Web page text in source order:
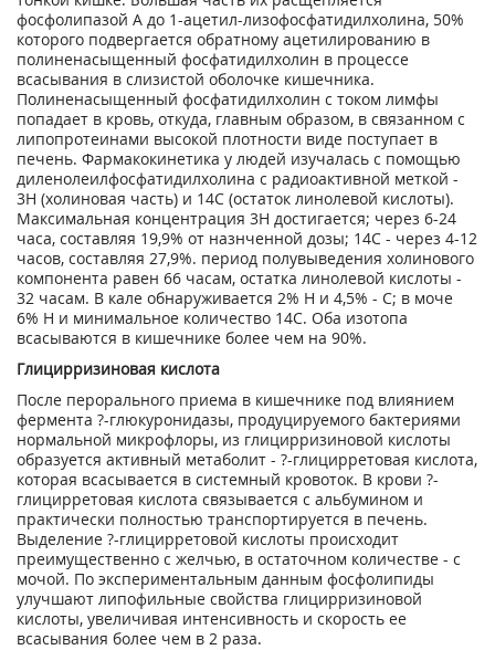
фосфолипазой А до 1-ацетил-лизофосфатидилхолина, 50%
которого подвергается обратному ацетилированию в
полиненасыщенный фосфатидилхолин в процессе
всасывания в слизистой оболочке кишечника.
Полиненасыщенный фосфатидилхолин с током лимфы
попадает в кровь, откуда, главным образом, в связанном с
липопротеинами высокой плотности виде поступает в
печень. Фармакокинетика у людей изучалась с помощью
диленолеилфосфатидилхолина с радиоактивной меткой -
3H (холиновая часть) и 14С (остаток линолевой кислоты).
Максимальная концентрация 3Н достигается; через 6-24
часа, составляя 19,9% от назнченной дозы; 14С - через 4-12
часов, составляя 27,9%. период полувыведения холинового
компонента равен 66 часам, остатка линолевой кислоты -
32 часам. В кале обнаруживается 2% Н и 4,5% - С; в моче
6% Н и минимальное количество 14С. Оба изотопа
всасываются в кишечнике более чем на 90%.
Глицирризиновая кислота
После перорального приема в кишечнике под влиянием
фермента ?-глюкуронидазы, продуцируемого бактериями
нормальной микрофлоры, из глицирризиновой кислоты
образуется активный метаболит - ?-глицирретовая кислота,
которая всасывается в системный кровоток. В крови ?-
глицирретовая кислота связывается с альбумином и
практически полностью транспортируется в печень.
Выделение ?-глицирретовой кислоты происходит
преимущественно с желчью, в остаточном количестве - с
мочой. По экспериментальным данным фосфолипиды
улучшают липофильные свойства глицирризиновой
кислоты, увеличивая интенсивность и скорость ее
всасывания более чем в 2 раза.